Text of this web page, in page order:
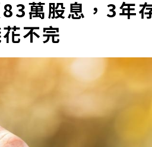
萬股息，3年
不完